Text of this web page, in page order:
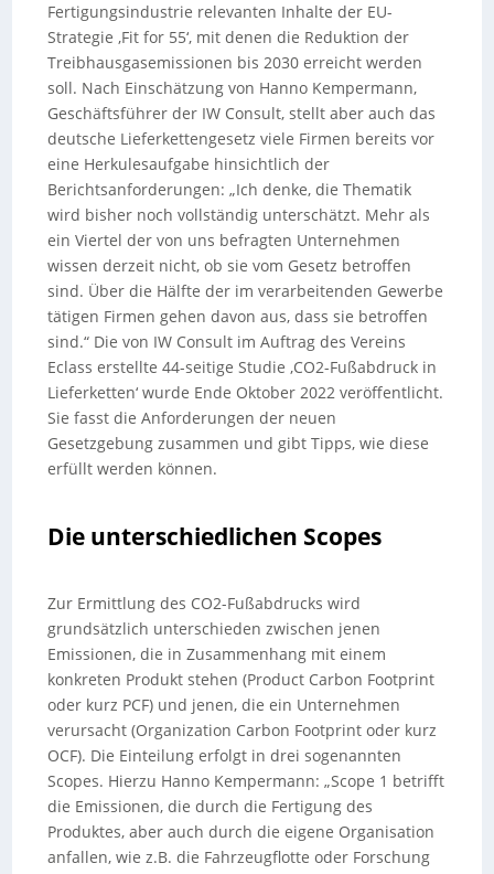
Fertigungsindustrie relevanten Inhalte der EU-
Strategie ‚Fit for 55‘, mit denen die Reduktion der
Treibhausgasemissionen bis 2030 erreicht werden
soll. Nach Einschätzung von Hanno Kempermann,
Geschäftsführer der IW Consult, stellt aber auch das
deutsche Lieferkettengesetz viele Firmen bereits vor
eine Herkulesaufgabe hinsichtlich der
Berichtsanforderungen: „Ich denke, die Thematik
wird bisher noch vollständig unterschätzt. Mehr als
ein Viertel der von uns befragten Unternehmen
wissen derzeit nicht, ob sie vom Gesetz betroffen
sind. Über die Hälfte der im verarbeitenden Gewerbe
tätigen Firmen gehen davon aus, dass sie betroffen
sind.“ Die von IW Consult im Auftrag des Vereins
Eclass erstellte 44-seitige Studie ‚CO2-Fußabdruck in
Lieferketten‘ wurde Ende Oktober 2022 veröffentlicht.
Sie fasst die Anforderungen der neuen
Gesetzgebung zusammen und gibt Tipps, wie diese
erfüllt werden können.
Die unterschiedlichen Scopes
Zur Ermittlung des CO2-Fußabdrucks wird
grundsätzlich unterschieden zwischen jenen
Emissionen, die in Zusammenhang mit einem
konkreten Produkt stehen (Product Carbon Footprint
oder kurz PCF) und jenen, die ein Unternehmen
verursacht (Organization Carbon Footprint oder kurz
OCF). Die Einteilung erfolgt in drei sogenannten
Scopes. Hierzu Hanno Kempermann: „Scope 1 betrifft
die Emissionen, die durch die Fertigung des
Produktes, aber auch durch die eigene Organisation
anfallen, wie z.B. die Fahrzeugflotte oder Forschung